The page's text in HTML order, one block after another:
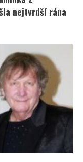
nejtvrdší rána